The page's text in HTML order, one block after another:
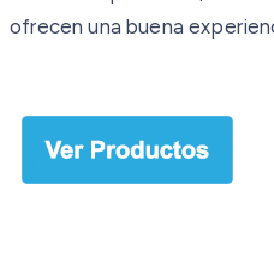
ofrecen una buena